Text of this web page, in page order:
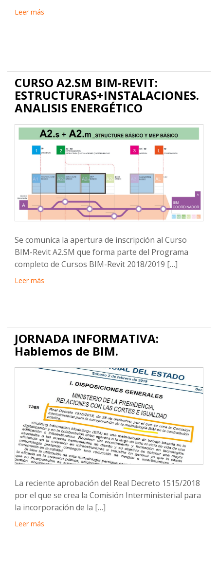
Leer más
CURSO A2.SM BIM-REVIT:
ESTRUCTURAS+INSTALACIONES.
ANALISIS ENERGÉTICO
Se comunica la apertura de inscripción al Curso
BIM-Revit A2.SM que forma parte del Programa
completo de Cursos BIM-Revit 2018/2019 […]
Leer más
JORNADA INFORMATIVA:
Hablemos de BIM.
La reciente aprobación del Real Decreto 1515/2018
por el que se crea la Comisión Interministerial para
la incorporación de la […]
Leer más